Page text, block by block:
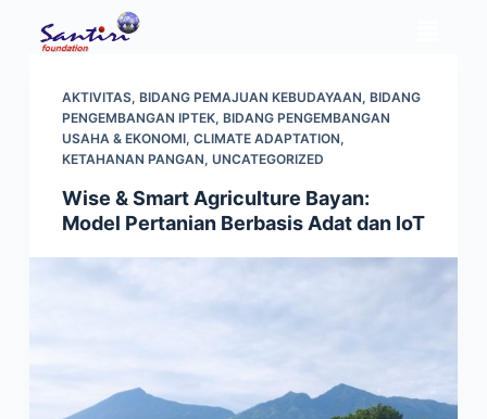
AKTIVITAS, BIDANG PEMAJUAN KEBUDAYAAN, BIDANG
PENGEMBANGAN IPTEK, BIDANG PENGEMBANGAN
USAHA & EKONOMI, CLIMATE ADAPTATION,
KETAHANAN PANGAN, UNCATEGORIZED
Wise & Smart Agriculture Bayan:
Model Pertanian Berbasis Adat dan IoT